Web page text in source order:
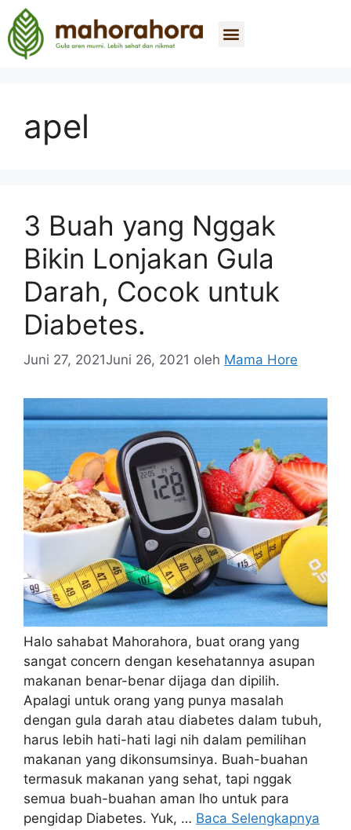
apel
3 Buah yang Nggak
Bikin Lonjakan Gula
Darah, Cocok untuk
Diabetes.
Juni 27, 2021Juni 26, 2021 oleh Mama Hore
Halo sahabat Mahorahora, buat orang yang
sangat concern dengan kesehatannya asupan
makanan benar-benar dijaga dan dipilih.
Apalagi untuk orang yang punya masalah
dengan gula darah atau diabetes dalam tubuh,
harus lebih hati-hati lagi nih dalam pemilihan
makanan yang dikonsumsinya. Buah-buahan
termasuk makanan yang sehat, tapi nggak
semua buah-buahan aman lho untuk para
pengidap Diabetes. Yuk, … Baca Selengkapnya